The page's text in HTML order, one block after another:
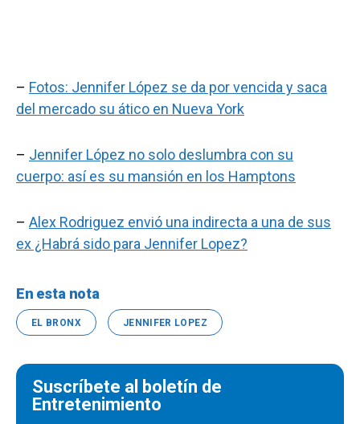
– Fotos: Jennifer López se da por vencida y saca
del mercado su ático en Nueva York
– Jennifer López no solo deslumbra con su
cuerpo: así es su mansión en los Hamptons
– Alex Rodriguez envió una indirecta a una de sus
ex ¿Habrá sido para Jennifer Lopez?
En esta nota
EL BRONX JENNIFER LOPEZ
Suscríbete al boletín de
Entretenimiento